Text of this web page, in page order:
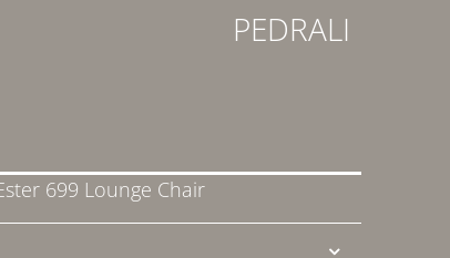
PEDRALI
699 Lounge Chair